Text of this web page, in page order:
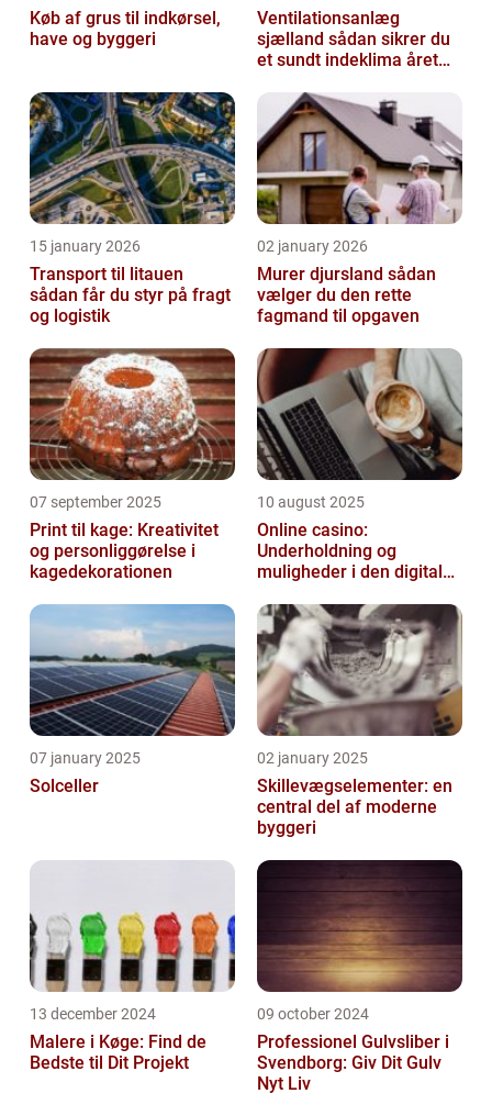
Køb af grus til indkørsel,
have og byggeri
Ventilationsanlæg
sjælland sådan sikrer du
et sundt indeklima året
15 january 2026
Transport til litauen
sådan får du styr på fragt
og logistik
02 january 2026
Murer djursland sådan
vælger du den rette
fagmand til opgaven
07 september 2025
Print til kage: Kreativitet
og personliggørelse i
kagedekorationen
10 august 2025
Online casino:
Underholdning og
muligheder i den digitale
07 january 2025
Solceller
02 january 2025
Skillevægselementer: en
central del af moderne
byggeri
13 december 2024
Malere i Køge: Find de
Bedste til Dit Projekt
09 october 2024
Professionel Gulvsliber i
Svendborg: Giv Dit Gulv
Nyt Liv